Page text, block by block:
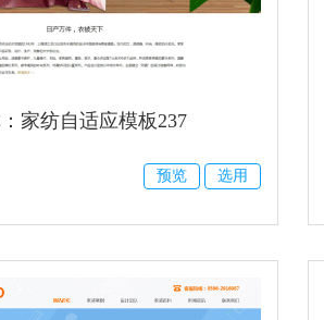
家纺自适应模板237
预览 选用